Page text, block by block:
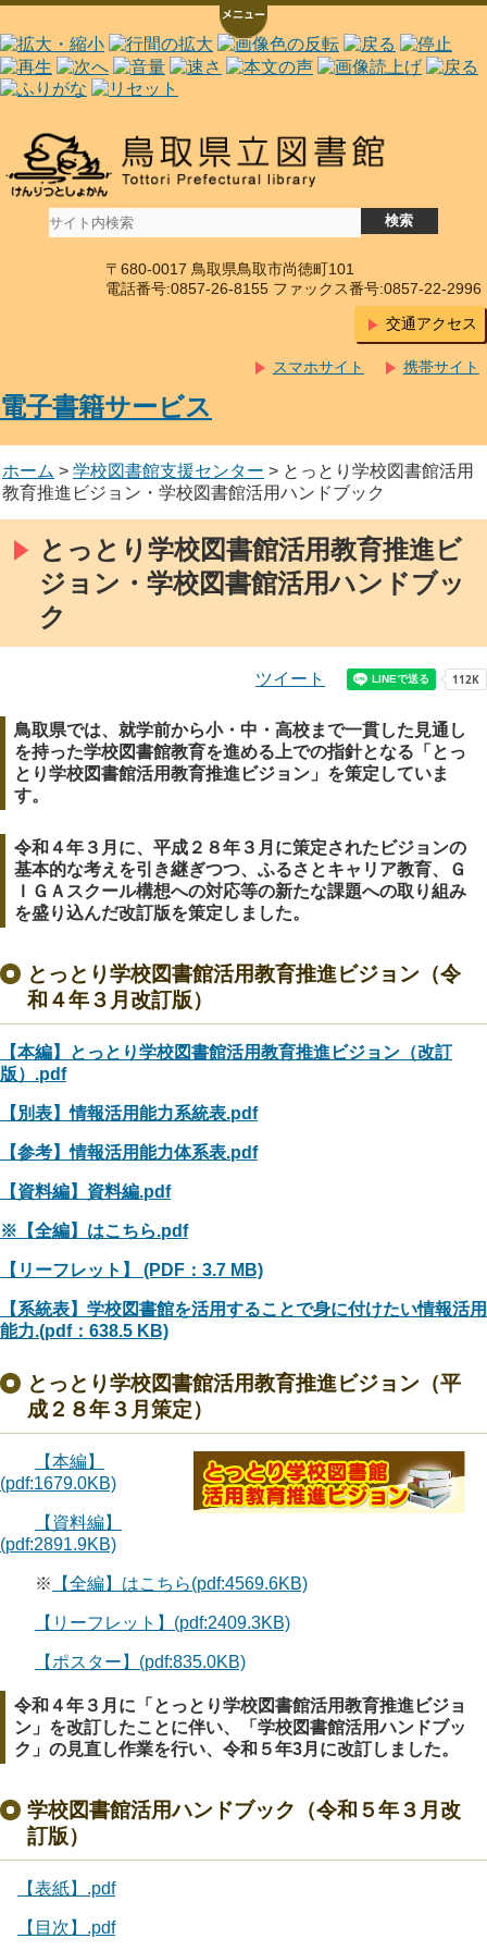
〒680-0017 鳥取県鳥取市尚徳町101
電話番号:0857-26-8155 ファックス番号:0857-22-2996
交通アクセス
携帯サイト
スマホサイト
電子書籍サービス
ホーム > 学校図書館支援センター > とっとり学校図書館活用
教育推進ビジョン・学校図書館活用ハンドブック
とっとり学校図書館活用教育推進ビ
ジョン・学校図書館活用ハンドブッ
ク
ツイート
鳥取県では、就学前から小・中・高校まで一貫した見通し
を持った学校図書館教育を進める上での指針となる「とっ
とり学校図書館活用教育推進ビジョン」を策定していま
す。
令和４年３月に、平成２８年３月に策定されたビジョンの
基本的な考えを引き継ぎつつ、ふるさとキャリア教育、Ｇ
ＩＧＡスクール構想への対応等の新たな課題への取り組み
を盛り込んだ改訂版を策定しました。
とっとり学校図書館活用教育推進ビジョン（令
和４年３月改訂版）
【本編】とっとり学校図書館活用教育推進ビジョン（改訂
版）.pdf
【別表】情報活用能力系統表.pdf
【参考】情報活用能力体系表.pdf
【資料編】資料編.pdf
※【全編】はこちら.pdf
【リーフレット】 (PDF：3.7 MB)
【系統表】学校図書館を活用することで身に付けたい情報活用
能力.(pdf：638.5 KB)
とっとり学校図書館活用教育推進ビジョン（平
成２８年３月策定）
【本編】
(pdf:1679.0KB)
【資料編】
(pdf:2891.9KB)
※ 【全編】はこちら(pdf:4569.6KB)
【リーフレット】(pdf:2409.3KB)
【ポスター】(pdf:835.0KB)
令和４年３月に「とっとり学校図書館活用教育推進ビジョ
ン」を改訂したことに伴い、「学校図書館活用ハンドブッ
ク」の見直し作業を行い、令和５年3月に改訂しました。
学校図書館活用ハンドブック（令和５年３月改
訂版）
【表紙】.pdf
【目次】.pdf